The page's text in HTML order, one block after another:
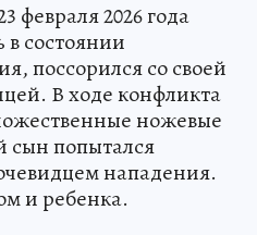
февраля 2026 года
состоянии
поссорился со своей
В ходе конфликта
ножевые
сын попытался
нападения.
и ребенка.